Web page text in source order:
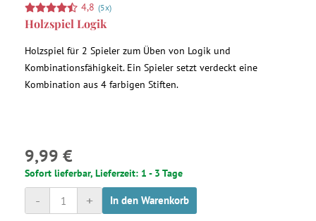
4,8 (5x)
Holzspiel Logik
Holzspiel für 2 Spieler zum Üben von Logik und
Kombinationsfähigkeit. Ein Spieler setzt verdeckt eine
Kombination aus 4 farbigen Stiften.
9,99 €
Sofort lieferbar, Lieferzeit: 1 - 3 Tage
+
- In den Warenkorb